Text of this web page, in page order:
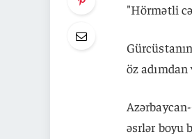
"Hörmətli
öz
əsrlər boyu